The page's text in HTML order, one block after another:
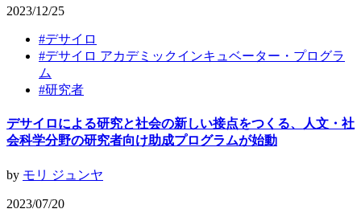
2023/12/25
#デサイロ
#デサイロ アカデミックインキュベーター・プログラ
ム
#研究者
デサイロによる研究と社会の新しい接点をつくる、人文・社
会科学分野の研究者向け助成プログラムが始動
by モリ ジュンヤ
2023/07/20